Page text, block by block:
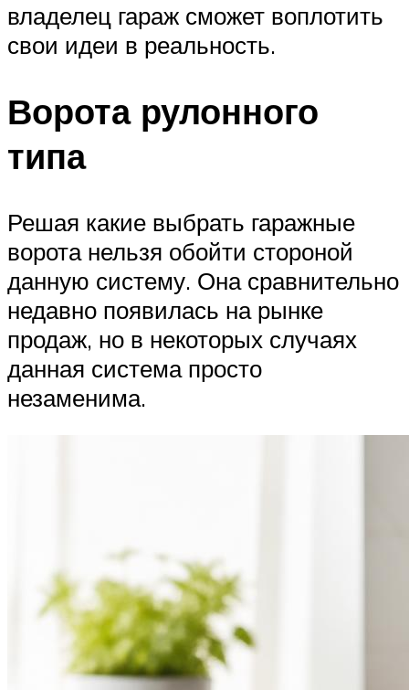
владелец гараж сможет воплотить
свои идеи в реальность.
Ворота рулонного
типа
Решая какие выбрать гаражные
ворота нельзя обойти стороной
данную систему. Она сравнительно
недавно появилась на рынке
продаж, но в некоторых случаях
данная система просто
незаменима.